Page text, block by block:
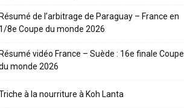
de l’arbitrage de Paraguay – France en
8e Coupe du monde 2026
vidéo France – Suède : 16e finale Coupe
monde 2026
à la nourriture à Koh Lanta